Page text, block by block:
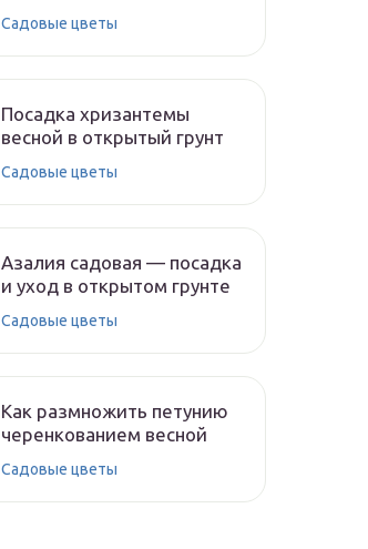
Садовые цветы
Посадка хризантемы
весной в открытый грунт
Садовые цветы
Азалия садовая — посадка
и уход в открытом грунте
Садовые цветы
Как размножить петунию
черенкованием весной
Садовые цветы